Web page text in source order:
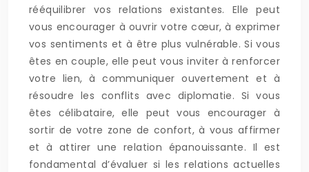
rééquilibrer vos relations existantes. Elle peut
vous encourager à ouvrir votre cœur, à exprimer
vos sentiments et à être plus vulnérable. Si vous
êtes en couple, elle peut vous inviter à renforcer
votre lien, à communiquer ouvertement et à
résoudre les conflits avec diplomatie. Si vous
êtes célibataire, elle peut vous encourager à
sortir de votre zone de confort, à vous affirmer
et à attirer une relation épanouissante. Il est
fondamental d’évaluer si les relations actuelles